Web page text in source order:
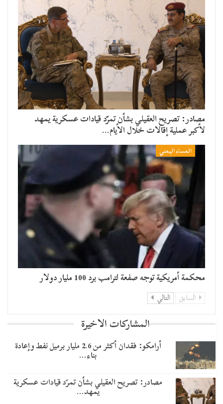
مصادر: تصريح العقيلي بشأن تمرّد قيادات عسكرية يمهد
لأكبر عملية إقالات خلال الأيام…
المساء اليمني
محكمة أمريكية توجه صفعة لترامب برد 100 مليار دولار
السابق التالي
المشاركات الاخيرة
أرامكو: فقدان أكثر من 2.6 مليار برميل نفط وإعادة
بناء…
مصادر: تصريح العقيلي بشأن تمرّد قيادات عسكرية
يمهد…